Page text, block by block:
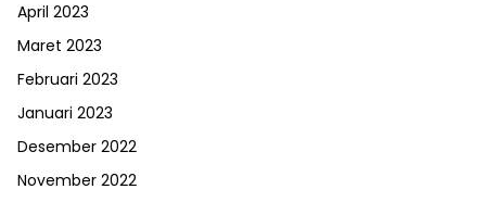
April 2023
Maret 2023
Februari 2023
Januari 2023
Desember 2022
November 2022